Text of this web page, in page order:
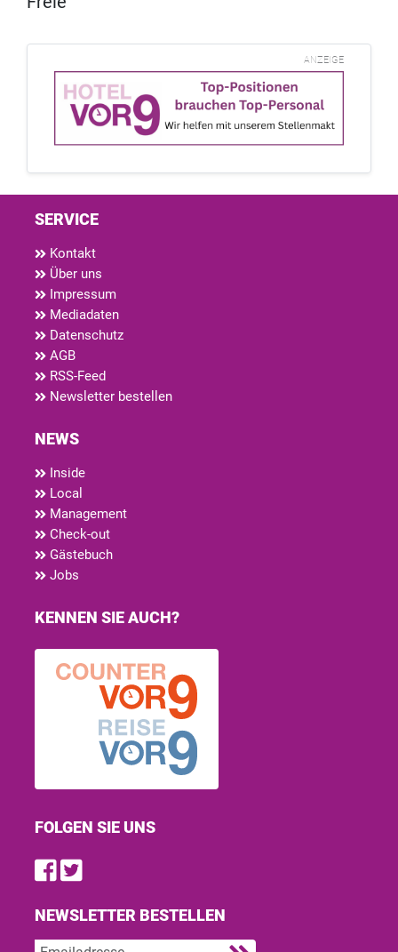
ANZEIGE
SERVICE
Kontakt
Über uns
Impressum
Mediadaten
Datenschutz
AGB
RSS-Feed
Newsletter bestellen
NEWS
Inside
Local
Management
Check-out
Gästebuch
Jobs
KENNEN SIE AUCH?
FOLGEN SIE UNS
Find us on Facebook
Follow us on Twitter
NEWSLETTER BESTELLEN